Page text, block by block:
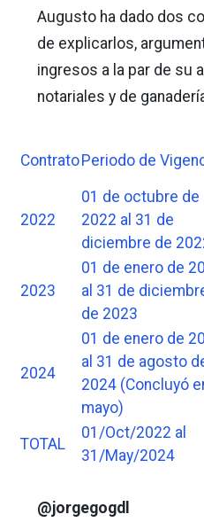
Augusto ha dado dos
de explicarlos,
ingresos a la par de su
notariales y de
ContratoPeriodo de
2022
01 de octubre de
2022 al 31 de
diciembre de
2023
01 de enero de
al 31 de
de 2023
2024
01 de enero de
al 31 de agosto
2024 (Concluyó
mayo)
TOTAL
01/Oct/2022 al
31/May/2024
@jorgegogdl